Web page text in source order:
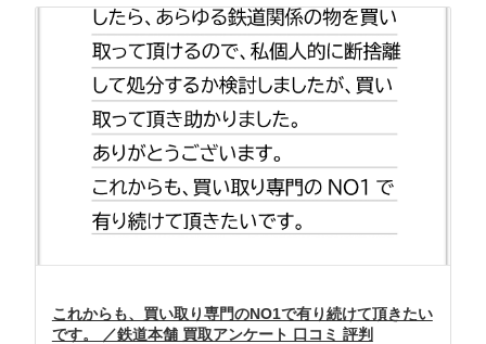
これからも、買い取り専門のNO1で有り続けて頂きたい
です。 ／鉄道本舗 買取アンケート 口コミ 評判